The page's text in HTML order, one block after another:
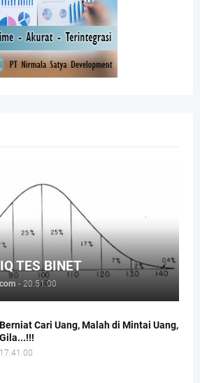
TES BINET
- 20.51.00
Berniat Cari Uang, Malah di Mintai Uang,
Gila...!!!
17.41.00